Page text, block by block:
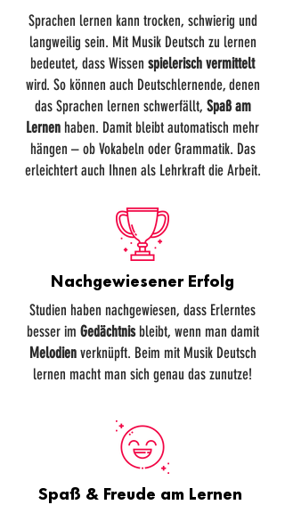
Sprachen lernen kann trocken, schwierig und
langweilig sein. Mit Musik Deutsch zu lernen
bedeutet, dass Wissen spielerisch vermittelt
wird. So können auch Deutschlernende, denen
das Sprachen lernen schwerfällt, Spaß am
Lernen haben. Damit bleibt automatisch mehr
hängen – ob Vokabeln oder Grammatik. Das
erleichtert auch Ihnen als Lehrkraft die Arbeit.
Nachgewiesener Erfolg
Studien haben nachgewiesen, dass Erlerntes
besser im Gedächtnisbleibt, wenn man damit
Melodienverknüpft. Beim mit Musik Deutsch
lernen macht man sich genau das zunutze!
Spaß & Freude am Lernen